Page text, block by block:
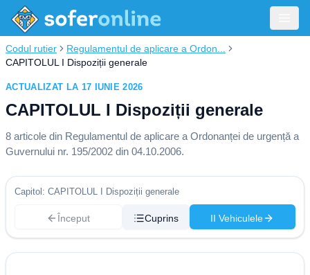
Codul rutier
Regulamentul de aplicare a Ordon...
CAPITOLUL I Dispoziții generale
ACTUALIZAT LA 17 IUNIE 2026
CAPITOLUL I Dispoziții generale
8 articole din Regulamentul de aplicare a Ordonanței de urgență a
Guvernului nr. 195/2002 din 04.10.2006.
Capitol: CAPITOLUL I Dispoziții generale
Început Cuprins II Vehiculele